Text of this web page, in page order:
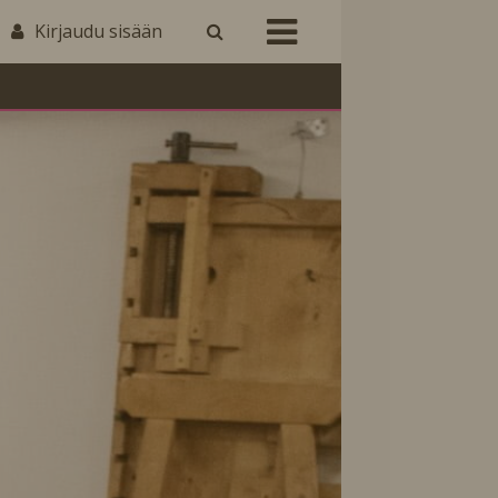
Kirjaudu sisään